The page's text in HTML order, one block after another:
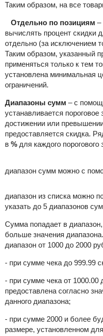
Таким образом, на все
Отдельно по позициям –
вычислять процент скидки
отдельно (за исключением
Таким образом, указанный
применяться только к тем
установлена минимальная
ограничений.
Диапазоны сумм – с
устанавливается
достижении или
предоставляется скидка.
в %для каждого
диапазон сумм можно с
диапазон из списка можно
указать до 5 диапазонов
Сумма попадает в
больше значения
диапазон от 1000 до 2000
- при сумме чека до 999.99
- при сумме чека от 1000.00
предоставлена согласно
данного диапазона;
- при сумме 2000 и более
размере, установленном